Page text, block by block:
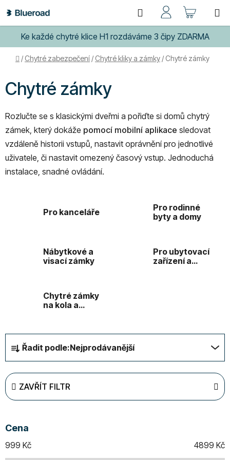
na
obsah
Ke každé chytré klice H1 rozdáváme 3 čipy ZDARMA
Hledat
KOŠÍK
Domů
/ Chytré zabezpečení / Chytré kliky a zámky / Chytré zámky
Chytré zámky
Rozlučte se s klasickými dveřmi a pořiďte si domů chytrý
zámek, který dokáže pomocí mobilní aplikace sledovat
vzdáleně historii vstupů, nastavit oprávnění pro jednotlivé
uživatele, či nastavit omezený časový vstup. Jednoduchá
instalace, snadné ovládání.
Pro kanceláře
Pro rodinné
byty a domy
Nábytkové a
visací zámky
Pro ubytovací
zařízení a
Chytré zámky
na kola a
z
e
n
r
o
Řadit podle:Nejprodávanější
ZAVŘÍT FILTR
Cena
999 Kč 4899 Kč